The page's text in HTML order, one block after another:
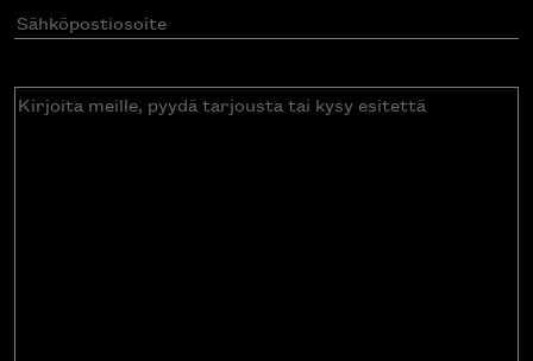
Sähköpostiosoite(Pakollinen)
Kirjoita